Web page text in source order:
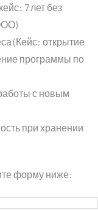
7 лет без
(Кейс: открытие
программы по
с новым
при хранении
форму ниже: